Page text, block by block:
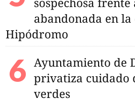
abandonada en
Hipódromo
Ayuntamiento de
privatiza cuidado
verdes